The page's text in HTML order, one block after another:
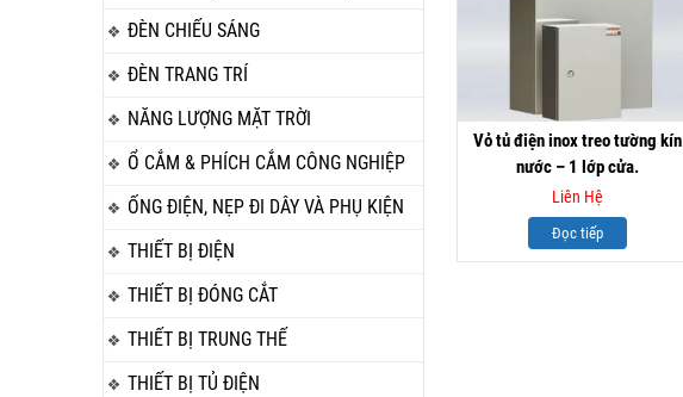
ĐÈN CHIẾU SÁNG
ĐÈN TRANG TRÍ
NĂNG LƯỢNG MẶT TRỜI
Ổ CẮM & PHÍCH CẮM CÔNG NGHIỆP
ỐNG ĐIỆN, NẸP ĐI DÂY VÀ PHỤ KIỆN
THIẾT BỊ ĐIỆN
THIẾT BỊ ĐÓNG CẮT
THIẾT BỊ TRUNG THẾ
THIẾT BỊ TỦ ĐIỆN
Vỏ tủ điện inox treo tường kín
nước – 1 lớp cửa.
Liên Hệ
Đọc tiếp